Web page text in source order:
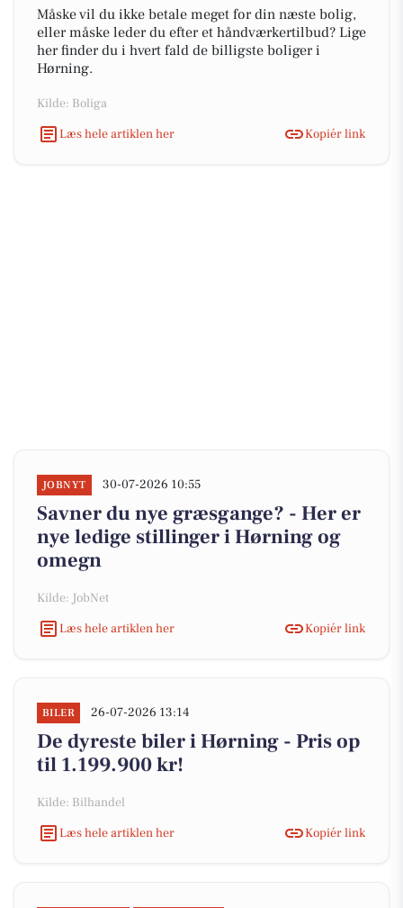
Måske vil du ikke betale meget for din næste bolig,
eller måske leder du efter et håndværkertilbud? Lige
her finder du i hvert fald de billigste boliger i
Hørning.
Kilde: Boliga
Læs hele artiklen her
Kopiér link
JOBNYT 30-07-2026 10:55
Savner du nye græsgange? - Her er
nye ledige stillinger i Hørning og
omegn
Kilde: JobNet
Læs hele artiklen her
Kopiér link
BILER 26-07-2026 13:14
De dyreste biler i Hørning - Pris op
til 1.199.900 kr!
Kilde: Bilhandel
Læs hele artiklen her
Kopiér link